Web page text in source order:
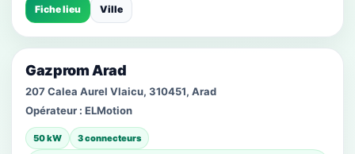
Fiche lieu Ville
Gazprom Arad
207 Calea Aurel Vlaicu, 310451, Arad
Opérateur : ELMotion
50 kW
3 connecteurs